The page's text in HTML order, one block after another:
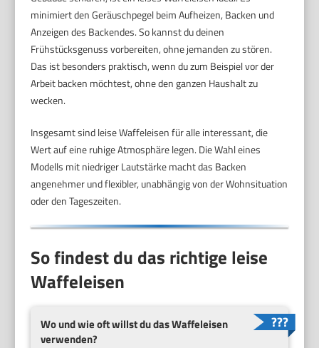
minimiert den Geräuschpegel beim Aufheizen, Backen und
Anzeigen des Backendes. So kannst du deinen
Frühstücksgenuss vorbereiten, ohne jemanden zu stören.
Das ist besonders praktisch, wenn du zum Beispiel vor der
Arbeit backen möchtest, ohne den ganzen Haushalt zu
wecken.
Insgesamt sind leise Waffeleisen für alle interessant, die
Wert auf eine ruhige Atmosphäre legen. Die Wahl eines
Modells mit niedriger Lautstärke macht das Backen
angenehmer und flexibler, unabhängig von der Wohnsituation
oder den Tageszeiten.
So findest du das richtige leise
Waffeleisen
Wo und wie oft willst du das Waffeleisen
verwenden?